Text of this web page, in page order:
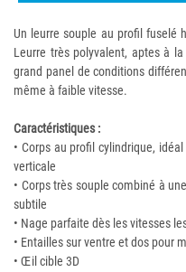
Un leurre souple au profil fuselé
Leurre très polyvalent, aptes à
grand panel de conditions
même à faible vitesse.
Caractéristiques :
• Corps au profil cylindrique,
verticale
• Corps très souple combiné à
subtile
• Nage parfaite dès les vitesses
• Entailles sur ventre et dos pour
• Œil cible 3D